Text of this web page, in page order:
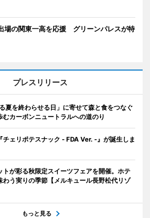
場の関東一高を応援 グリーンパレスが特
プレスリリース
夏を終わらせる日」に寄せて森と食をつなぐ
むカーボンニュートラルへの道のり
ェリポテスナック - FDA Ver. -』が誕生しま
トが彩る秋限定スイーツフェアを開催。ホテ
わう実りの季節【メルキュール長野松代リゾ
もっと見る